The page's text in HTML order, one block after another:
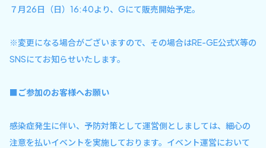
７月26日（日）16:40より、Gにて販売開始予定。
※変更になる場合がございますので、その場合はRE-GE公式X等の
SNSにてお知らせいたします。
■ご参加のお客様へお願い
感染症発生に伴い、予防対策として運営側としましては、細心の
注意を払いイベントを実施しております。イベント運営において